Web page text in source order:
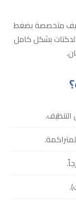
متخصصة بضغط
بشكل كامل
التنظيف.